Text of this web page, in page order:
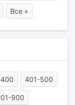
Все »
401-500
900